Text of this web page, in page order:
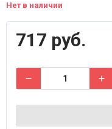
Нет в наличии
717 руб.